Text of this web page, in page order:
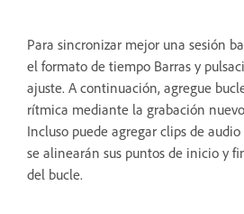
Para sincronizar mejor una sesión
el formato de tiempo Barras y
ajuste. A continuación, agregue
rítmica mediante la grabación
Incluso puede agregar clips de
se alinearán sus puntos de inicio y
del bucle.